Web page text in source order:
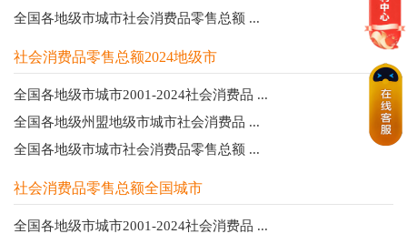
全国各地级市城市社会消费品零售总额 ...
社会消费品零售总额2024地级市
全国各地级市城市2001-2024社会消费品 ...
全国各地级州盟地级市城市社会消费品 ...
全国各地级市城市社会消费品零售总额 ...
社会消费品零售总额全国城市
全国各地级市城市2001-2024社会消费品 ...